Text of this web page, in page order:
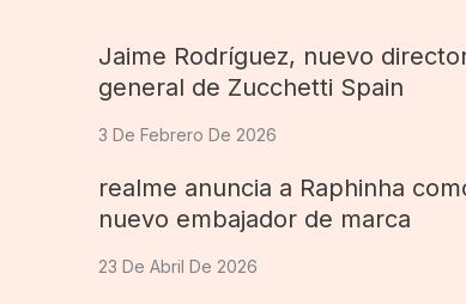
Jaime Rodríguez, nuevo
general de Zucchetti Spain
3 De Febrero De 2026
realme anuncia a Raphinha
nuevo embajador de marca
23 De Abril De 2026